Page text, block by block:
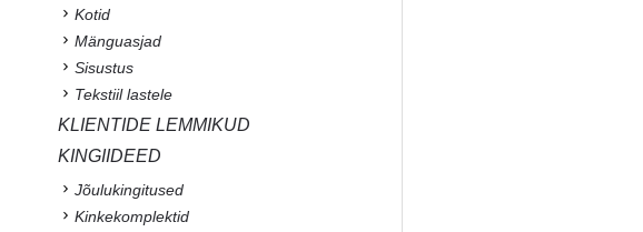
Kotid
Mänguasjad
Sisustus
Tekstiil lastele
KLIENTIDE LEMMIKUD
KINGIIDEED
Jõulukingitused
Kinkekomplektid